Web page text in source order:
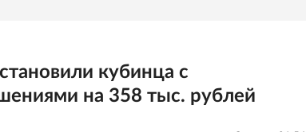
кубинца с
на 358 тыс. рублей